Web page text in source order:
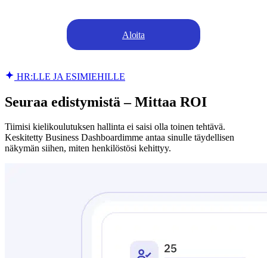
Aloita
HR:LLE JA ESIMIEHILLE
Seuraa edistymistä – Mittaa ROI
Tiimisi kielikoulutuksen hallinta ei saisi olla toinen tehtävä.
Keskitetty Business Dashboardimme antaa sinulle täydellisen
näkymän siihen, miten henkilöstösi kehittyy.